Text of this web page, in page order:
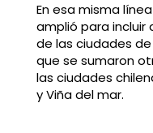
En esa misma
amplió para
de las ciudades
que se sumaron
las ciudades
y Viña del mar.